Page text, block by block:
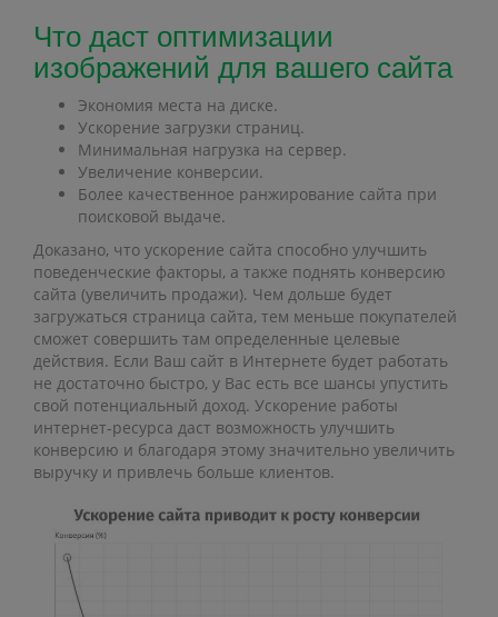
Что даст оптимизации
изображений для вашего сайта
Экономия места на диске.
Ускорение загрузки страниц.
Минимальная нагрузка на сервер.
Увеличение конверсии.
Более качественное ранжирование сайта при
поисковой выдаче.
Доказано, что ускорение сайта способно улучшить
поведенческие факторы, а также поднять конверсию
сайта (увеличить продажи). Чем дольше будет
загружаться страница сайта, тем меньше покупателей
сможет совершить там определенные целевые
действия. Если Ваш сайт в Интернете будет работать
не достаточно быстро, у Вас есть все шансы упустить
свой потенциальный доход. Ускорение работы
интернет-ресурса даст возможность улучшить
конверсию и благодаря этому значительно увеличить
выручку и привлечь больше клиентов.